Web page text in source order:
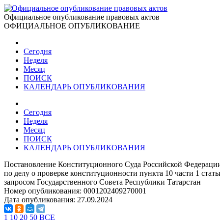
Официальное опубликование правовых актов
ОФИЦИАЛЬНОЕ ОПУБЛИКОВАНИЕ
Сегодня
Неделя
Месяц
ПОИСК
КАЛЕНДАРЬ ОПУБЛИКОВАНИЯ
Сегодня
Неделя
Месяц
ПОИСК
КАЛЕНДАРЬ ОПУБЛИКОВАНИЯ
Постановление Конституционного Суда Российской
по делу о проверке конституционности пункта 10 части 1
запросом Государственного Совета Республики Татарстан
Номер опубликования: 0001202409270001
Дата опубликования: 27.09.2024
1 10 20 50 ВСЕ